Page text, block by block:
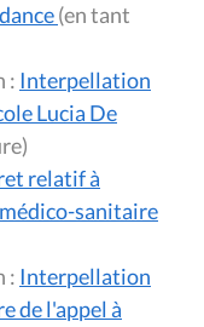
(en tant
Interpellation : Interpellation
Lucia De
relatif à
sanitaire
Interpellation : Interpellation
de l'appel à